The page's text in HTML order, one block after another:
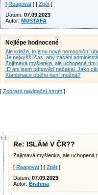
[ Reagovat ] [ Zpět ]
Datum: 07.09.2023
Autor: MUSTAFA
Nejlépe hodnocené
Ale kdeže, to jsou nové nemocniční
Je nejvyšší čas, aby zasáhl
Zajímavá myšlenka, ale uchopená tím
:D ani jsem odpověď nečekal. Jako
Kombinace obého není možná?
[ Zobrazit navigační strom ]
Re: ISLÁM V ČR??
Zajímavá myšlenka, ale uchopená
[ Reagovat ] [ Zpět ]
Datum: 07.09.2023
Autor: Brahma